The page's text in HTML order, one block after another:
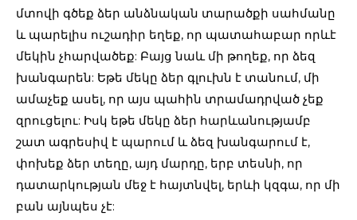
մտովի գծեք ձեր անձնական տարածքի սահմանը
և պարելիս ուշադիր եղեք, որ պատահաբար որևէ
մեկին չհարվածեք: Բայց նաև մի թողեք, որ ձեզ
խանգարեն: Եթե մեկը ձեր գլուխն է տանում, մի
ամաչեք ասել, որ այս պահին տրամադրված չեք
զրուցելու: Իսկ եթե մեկը ձեր հարևանությամբ
շատ ագրեսիվ է պարում և ձեզ խանգարում է,
փոխեք ձեր տեղը, այդ մարդը, երբ տեսնի, որ
դատարկության մեջ է հայտնվել, երևի կզգա, որ մի
բան այնպես չէ: